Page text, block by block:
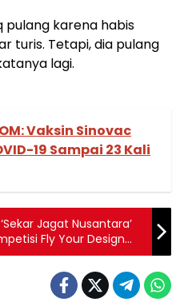
pulang karena habis
turis. Tetapi, dia pulang
lagi.
Vaksin Sinovac
19 Sampai 23 Kali
Jagat Nusantara’
Fly Your Design